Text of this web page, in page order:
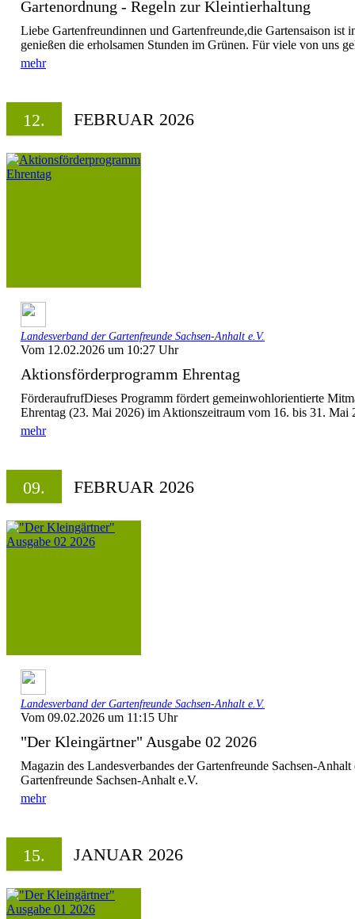
Gartenordnung - Regeln zur Kleintierhaltung
Liebe Gartenfreundinnen und Gartenfreunde,die Gartensaison ist
genießen die erholsamen Stunden im Grünen. Für viele von uns
mehr
12. FEBRUAR 2026
Landesverband der Gartenfreunde Sachsen-Anhalt e.V.
Vom 12.02.2026 um 10:27 Uhr
Aktionsförderprogramm Ehrentag
FörderaufrufDieses Programm fördert gemeinwohlorientierte
Ehrentag (23. Mai 2026) im Aktionszeitraum vom 16. bis 31. Mai
mehr
09. FEBRUAR 2026
Landesverband der Gartenfreunde Sachsen-Anhalt e.V.
Vom 09.02.2026 um 11:15 Uhr
"Der Kleingärtner" Ausgabe 02 2026
Magazin des Landesverbandes der Gartenfreunde Sachsen-
Gartenfreunde Sachsen-Anhalt e.V.
mehr
15. JANUAR 2026